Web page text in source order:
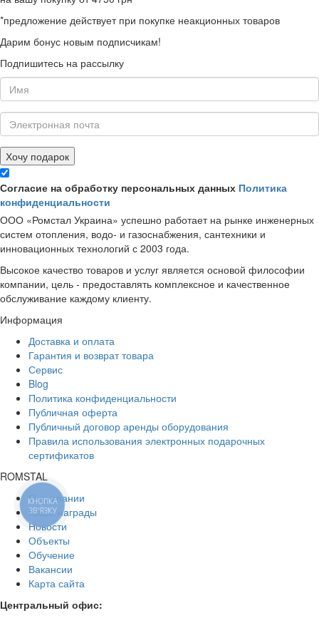
*предложение действует при покупке неакционных товаров
Дарим бонус новым подписчикам!
Подпишитесь на рассылку
Хочу подарок
Согласие на обработку персональных данных Политика
конфиденциальности
ООО «Ромстал Украина» успешно работает на рынке инженерных
систем отопления, водо- и газоснабжения, сантехники и
инновационных технологий с 2003 года.
Высокое качество товаров и услуг является основой философии
компании, цель - предоставлять комплексное и качественное
обслуживание каждому клиенту.
Информация
Доставка и оплата
Гарантия и возврат товара
Сервис
Blog
Политика конфиденциальности
Публичная оферта
Публичный договор аренды оборудования
Правила использования электронных подарочных
сертификатов
ROMSTAL
О компании
Наши награды
Новости
Объекты
Обучение
Вакансии
Карта сайта
Центральный офис:
КНОПКА
ЗВ'ЯЗКУ